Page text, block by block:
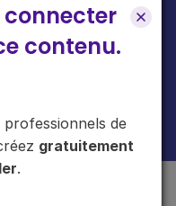
connecter
contenu.
de
gratuitement
.
de vos donnéesici.